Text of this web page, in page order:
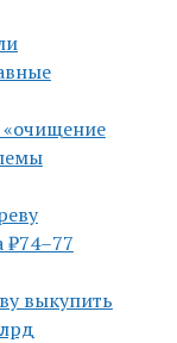
«очищение
выкупить